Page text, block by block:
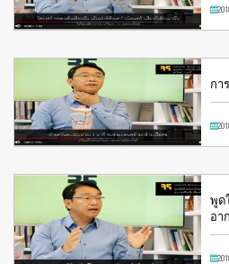
กา
พูด
อา